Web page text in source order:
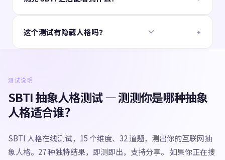
十五维落点图，方便你了解自己在每一个维度上的具体表
这个测试有隐藏人格吗？
发——你自己试试就知道了。
测试说明
SBTI 抽象人格测试 — 测测你是哪种抽象
人格适合谁？
SBTI 人格在线测试，15 个维度、32 道题，测出你的互联网抽
象人格。27 种独特结果，即测即出，支持分享。 如果你正在搜